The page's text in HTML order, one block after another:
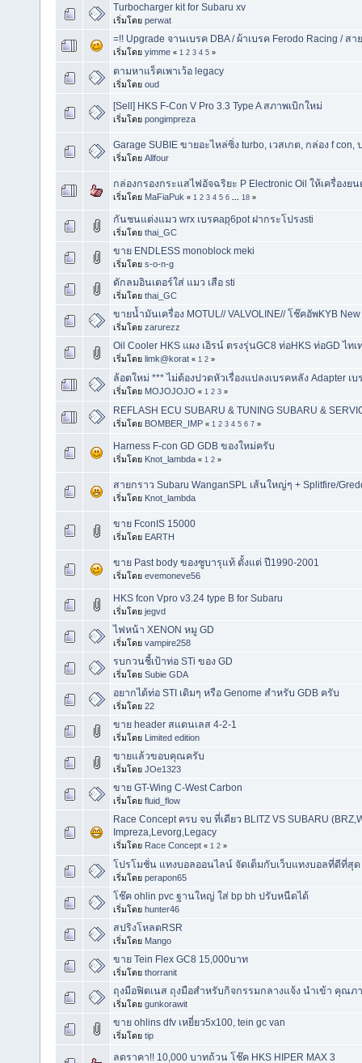
Turbocharger kit for Subaru xv
เริ่มโดย perwat
=!! Upgrade จานเบรค DBA / ผ้าเบรค Ferodo Racing / สา
เริ่มโดย yimme « 1 2 3 4 5 »
ตามหาแร็คเพาเว้อ legacy
เริ่มโดย oud
[Sell] HKS F-Con V Pro 3.3 Type A สภาพเบิกใหม่
เริ่มโดย pongimpreza
Garage SUBIE ขายอะไหล่ซิ่ง turbo, เวสเกต, กล่อง f
เริ่มโดย Allfour
กล่องกรองกระแสไฟอัจฉริยะ P Electronic Oil ให้เครื่องย
เริ่มโดย MaFiaPuk « 1 2 3 4 5 6 18 »
กันชนแต่งแมว wrx เบรคapุ6pot ฝากระโปรงsti
เริ่มโดย thai_GC
ขาย ENDLESS monoblock meki
เริ่มโดย s-o-n-g
ดักลมอินเตอร์ใส่ แมว เสือ sti
เริ่มโดย thai_GC
ขายน้ำมันเครื่อง MOTUL// VALVOLINE// โช๊คอัพKYB
เริ่มโดย zarurezz
Oil Cooler HKS แผง เอิรน์ ตรงรุ่นGC8 ท่อHKS ท่อGD ไทเ
เริ่มโดย limk@korat « 1 2 »
ล้อตใหม่ *** ไม่ต้องปวดหัวเรื่องแปลงเบรคหลัง Adapter เ
เริ่มโดย MOJOJOJO « 1 2 3 »
REFLASH ECU SUBARU & TUNING SUBARU &
เริ่มโดย BOMBER_IMP « 1 2 3 4 5 6 7 »
Harness F-con GD GDB ของใหม่ครับ
เริ่มโดย Knot_lambda « 1 2 »
สายกราว Subaru WanganSPL เส้นใหญ่ๆ + Splitfire/
เริ่มโดย Knot_lambda
ขาย FconIS 15000
เริ่มโดย EARTH
ขาย Past body ของซูบารุแท้ ตั้งแต่ ปี1990-2001
เริ่มโดย evemoneve56
HKS fcon Vpro v3.24 type B for Subaru
เริ่มโดย jegvd
ไฟหน้า XENON หมู GD
เริ่มโดย vampire258
รบกวนชี้เป้าท่อ STi ของ GD
เริ่มโดย Subie GDA
อยากได้ท่อ STI เดิมๆ หรือ Genome สำหรับ GDB ครับ
เริ่มโดย 22
ขาย header สแตนเลส 4-2-1
เริ่มโดย Limited edition
ขายแล้วขอบคุณครับ
เริ่มโดย JOe1323
ขาย GT-Wing C-West Carbon
เริ่มโดย fluid_flow
Race Concept ครบ จบ ที่เดียว BLITZ VS SUBARU
Impreza,Levorg,Legacy
เริ่มโดย Race Concept « 1 2 »
โปรโมชั่น แทงบอลออนไลน์ จัดเต็มกับเว็บแทงบอลที่ดีที่สุด
เริ่มโดย perapon65
โช๊ค ohlin pvc ฐานใหญ่ ใส่ bp bh ปรับหนืดได้
เริ่มโดย hunter46
สปริงโหลดRSR
เริ่มโดย Mango
ขาย Tein Flex GC8 15,000บาท
เริ่มโดย thorranit
ถุงมือฟิตเนส ถุงมือสำหรับกิจกรรมกลางแจ้ง นำเข้า คุณ
เริ่มโดย gunkorawit
ขาย ohlins dfv เหยี่ยว5x100, tein gc van
เริ่มโดย tip
ลดราคา!! 10,000 บาทถ้วน โช๊ค HKS HIPER MAX 3